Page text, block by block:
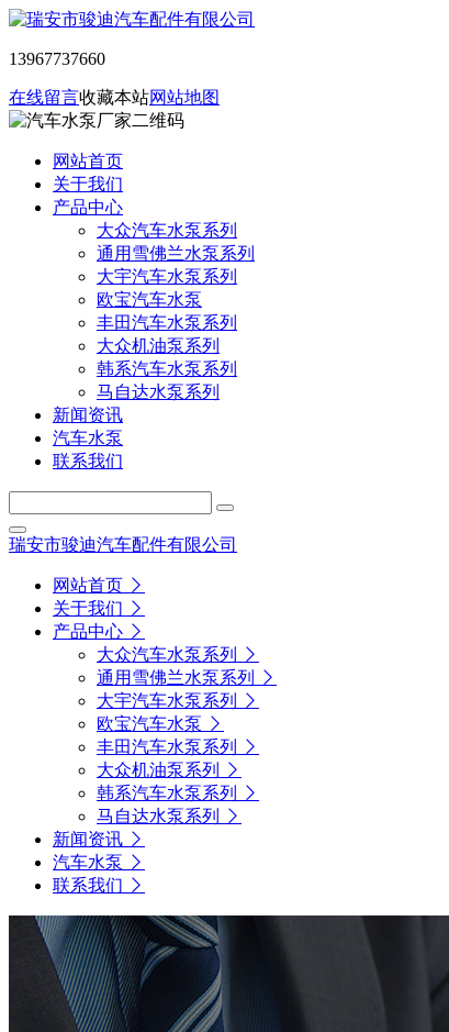
13967737660
在线留言收藏本站网站地图
网站首页
关于我们
产品中心
大众汽车水泵系列
通用雪佛兰水泵系列
大宇汽车水泵系列
欧宝汽车水泵
丰田汽车水泵系列
大众机油泵系列
韩系汽车水泵系列
马自达水泵系列
新闻资讯
汽车水泵
联系我们
瑞安市骏迪汽车配件有限公司
网站首页
关于我们
产品中心
大众汽车水泵系列
通用雪佛兰水泵系列
大宇汽车水泵系列
欧宝汽车水泵
丰田汽车水泵系列
大众机油泵系列
韩系汽车水泵系列
马自达水泵系列
新闻资讯
汽车水泵
联系我们